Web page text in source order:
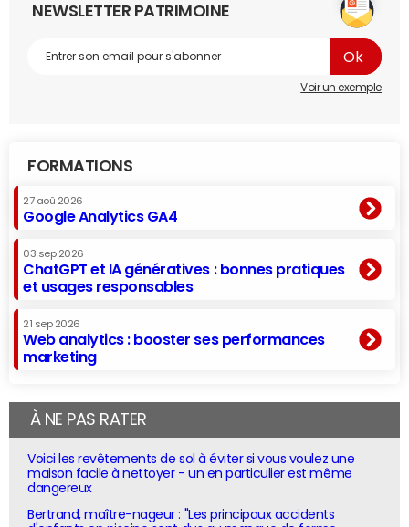
NEWSLETTER PATRIMOINE
Voir un exemple
FORMATIONS
27 aoû 2026
Google Analytics GA4
03 sep 2026
ChatGPT et IA génératives : bonnes pratiques
et usages responsables
21 sep 2026
Web analytics : booster ses performances
marketing
À NE PAS RATER
Voici les revêtements de sol à éviter si vous voulez une
maison facile à nettoyer - un en particulier est même
dangereux
Bertrand, maître-nageur : "Les principaux accidents